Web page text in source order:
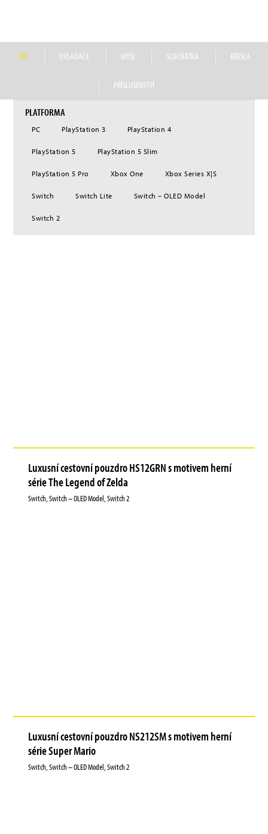
VŠE OVLADAČE MYŠI SLUCHÁTKA KŘESLA
PŘÍSLUŠENSTVÍ
PLATFORMA
PC PlayStation 3 PlayStation 4
PlayStation 5 PlayStation 5 Slim
PlayStation 5 Pro Xbox One Xbox Series X|S
Switch Switch Lite Switch – OLED Model
Switch 2
Luxusní cestovní pouzdro HS12GRN s motivem herní
série The Legend of Zelda
Switch, Switch – OLED Model, Switch 2
Luxusní cestovní pouzdro NS212SM s motivem herní
série Super Mario
Switch, Switch – OLED Model, Switch 2